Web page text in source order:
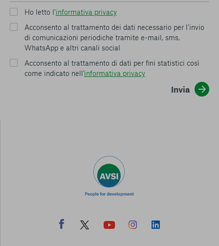
Ho letto l’informativa privacy
Acconsento al trattamento dei dati necessario per l’invio
di comunicazioni periodiche tramite e-mail, sms,
WhatsApp e altri canali social
Acconsento al trattamento di dati per fini statistici così
come indicato nell'informativa privacy
Invia